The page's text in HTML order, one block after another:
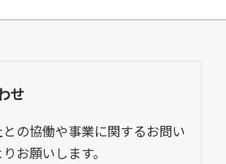
せ
の協働や事業に関するお問い
お願いします。